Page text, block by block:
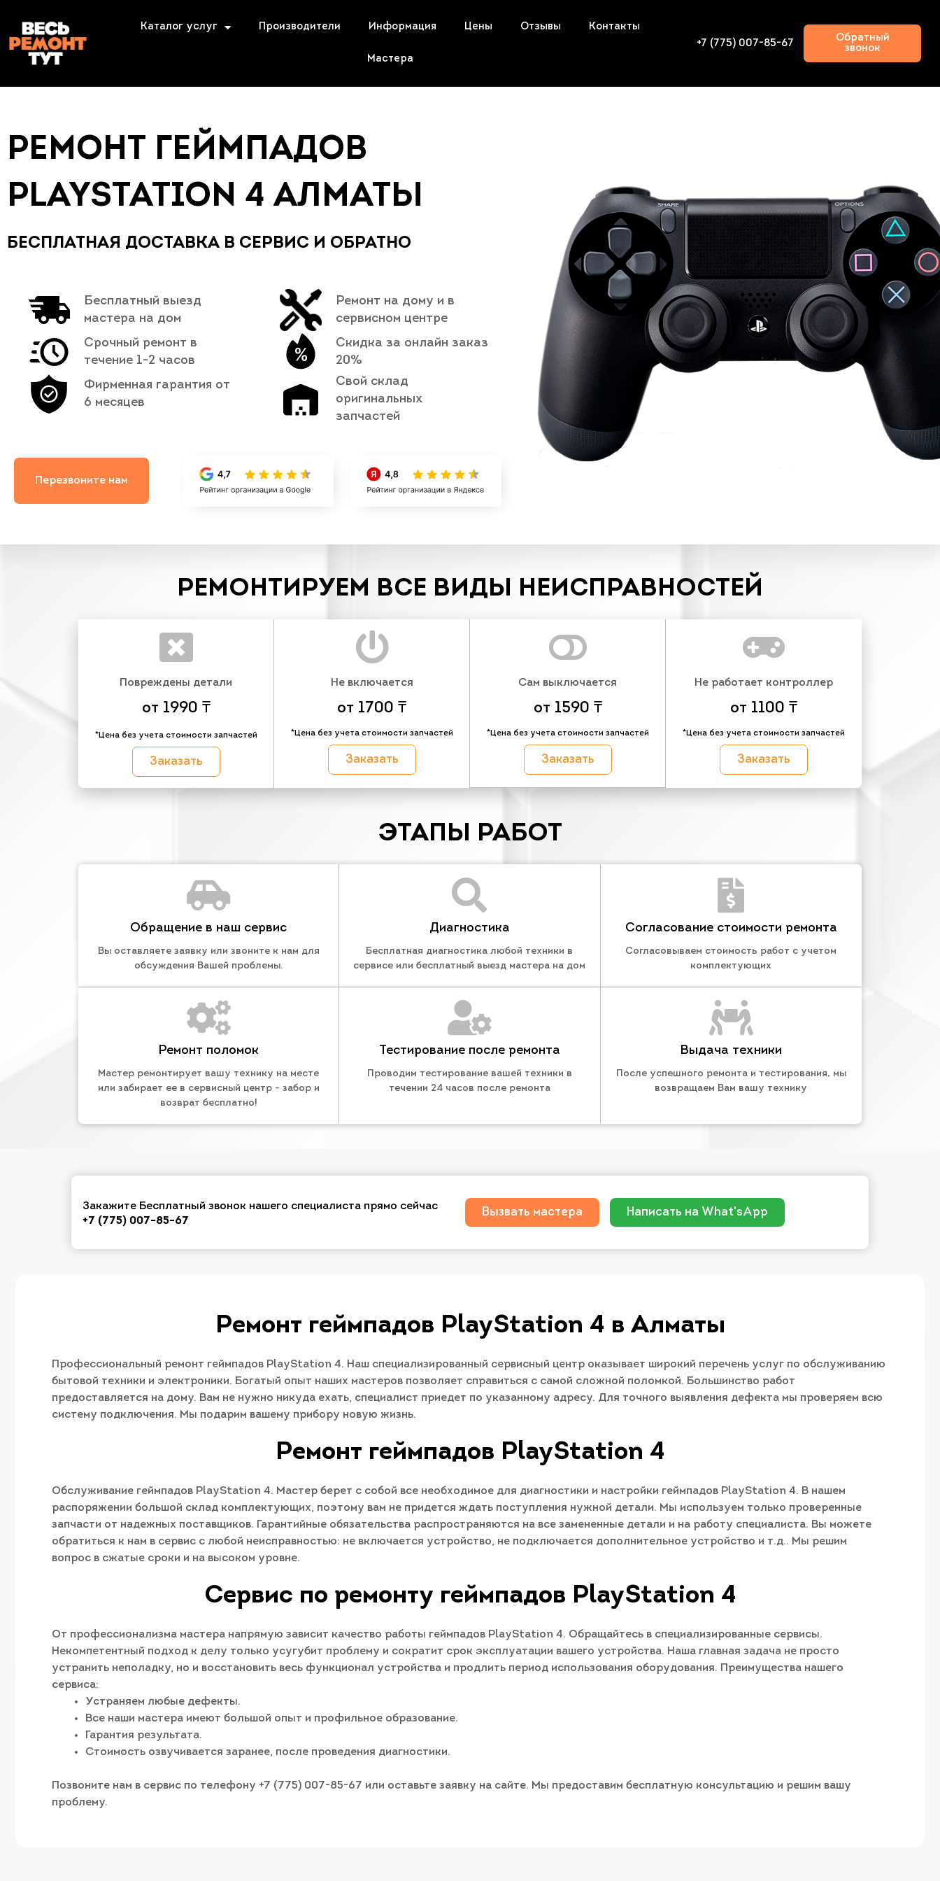
Каталог услуг Производители Информация Цены Отзывы Контакты
Мастера
+7 (775) 007-85-67
Обратный
звонок
РЕМОНТ ГЕЙМПАДОВ
PLAYSTATION 4 АЛМАТЫ​
БЕСПЛАТНАЯ ДОСТАВКА В СЕРВИС И ОБРАТНО
Бесплатный выезд
мастера на дом
Срочный ремонт в
течение 1-2 часов
Фирменная гарантия от
6 месяцев
Ремонт на дому и в
сервисном центре
Скидка за онлайн заказ
20%
Свой склад
оригинальных
запчастей
Перезвоните нам
РЕМОНТИРУЕМ ВСЕ ВИДЫ НЕИСПРАВНОСТЕЙ
Повреждены детали
от 1990 ₸
*Цена без учета стоимости запчастей
Заказать
Не включается
от 1700 ₸
*Цена без учета стоимости запчастей
Заказать
Сам выключается
от 1590 ₸
*Цена без учета стоимости запчастей
Заказать
Не работает контроллер
от 1100 ₸
*Цена без учета стоимости запчастей
Заказать
ЭТАПЫ РАБОТ
Обращение в наш сервис
Вы оставляете заявку или звоните к нам для
обсуждения Вашей проблемы.
Диагностика
Бесплатная диагностика любой техники в
сервисе или бесплатный выезд мастера на дом
Согласование стоимости ремонта
Согласовываем стоимость работ с учетом
комплектующих
Ремонт поломок
Мастер ремонтирует вашу технику на месте
или забирает ее в сервисный центр - забор и
возврат бесплатно!
Тестирование после ремонта
Проводим тестирование вашей техники в
течении 24 часов после ремонта
Выдача техники
После успешного ремонта и тестирования, мы
возвращаем Вам вашу технику
Закажите Бесплатный звонок нашего специалиста прямо сейчас
+7 (775) 007-85-67
Вызвать мастера Написать на What'sApp
Ремонт геймпадов PlayStation 4 в Алматы
Профессиональный ремонт геймпадов PlayStation 4. Наш специализированный сервисный центр оказывает широкий перечень услуг по обслуживанию
бытовой техники и электроники. Богатый опыт наших мастеров позволяет справиться с самой сложной поломкой. Большинство работ
предоставляется на дому. Вам не нужно никуда ехать, специалист приедет по указанному адресу. Для точного выявления дефекта мы проверяем всю
систему подключения. Мы подарим вашему прибору новую жизнь.
Ремонт геймпадов PlayStation 4
Обслуживание геймпадов PlayStation 4. Мастер берет с собой все необходимое для диагностики и настройки геймпадов PlayStation 4. В нашем
распоряжении большой склад комплектующих, поэтому вам не придется ждать поступления нужной детали. Мы используем только проверенные
запчасти от надежных поставщиков. Гарантийные обязательства распространяются на все замененные детали и на работу специалиста. Вы можете
обратиться к нам в сервис с любой неисправностью: не включается устройство, не подключается дополнительное устройство и т.д.. Мы решим
вопрос в сжатые сроки и на высоком уровне.
Сервис по ремонту геймпадов PlayStation 4
От профессионализма мастера напрямую зависит качество работы геймпадов PlayStation 4. Обращайтесь в специализированные сервисы.
Некомпетентный подход к делу только усугубит проблему и сократит срок эксплуатации вашего устройства. Наша главная задача не просто
устранить неполадку, но и восстановить весь функционал устройства и продлить период использования оборудования. Преимущества нашего
сервиса:
Устраняем любые дефекты.
Все наши мастера имеют большой опыт и профильное образование.
Гарантия результата.
Стоимость озвучивается заранее, после проведения диагностики.
Позвоните нам в сервис по телефону +7 (775) 007-85-67 или оставьте заявку на сайте. Мы предоставим бесплатную консультацию и решим вашу
проблему.